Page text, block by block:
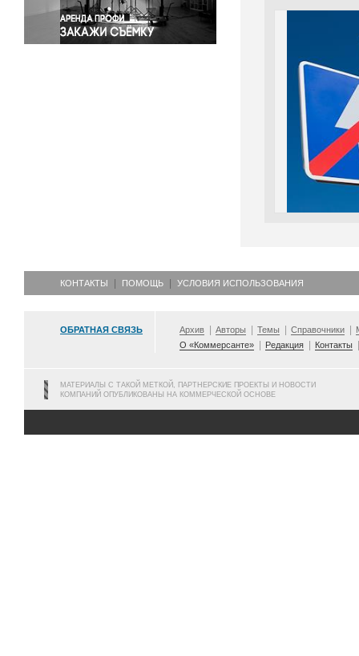
Экономика и бизнес
КОНТАКТЫ ПОМОЩЬ УСЛОВИЯ ИСПОЛЬЗОВАНИЯ
ОБРАТНАЯ СВЯЗЬ Архив Авторы Темы Справочники
О «Коммерсанте»
Редакция Контакты
МАТЕРИАЛЫ С ТАКОЙ МЕТКОЙ, ПАРТНЕРСКИЕ ПРОЕКТЫ И НОВОСТИ
КОМПАНИЙ ОПУБЛИКОВАНЫ НА КОММЕРЧЕСКОЙ ОСНОВЕ